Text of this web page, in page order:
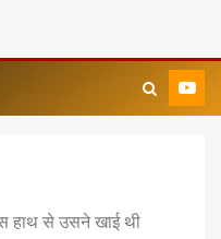
हाथ से उसने खाई थी